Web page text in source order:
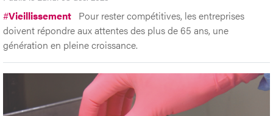
#Vieillissement Pour rester compétitives, les entreprises
doivent répondre aux attentes des plus de 65 ans, une
génération en pleine croissance.